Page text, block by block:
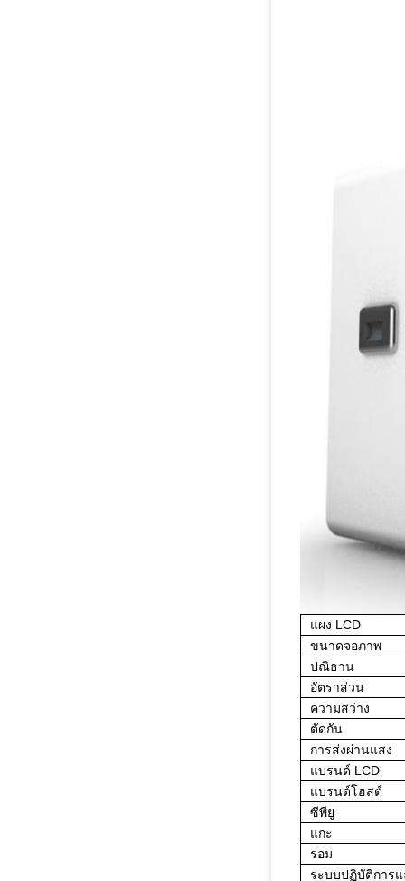
แผง LCD
ขนาดจอภาพ
ปณิธาน
อัตราส่วน
ความสว่าง
ตัดกัน
การส่งผ่านแสง
แบรนด์ LCD
แบรนด์โฮสต์
ซีพียู
แกะ
รอม
ระบบปฏิบัติการ